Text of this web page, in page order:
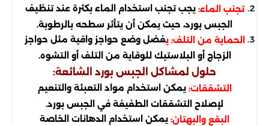
تجنب الماء:يجب تجنب استخدام الماء بكثرة عند تنظيف
الجبس بورد، حيث يمكن أن يتأثر سطحه بالرطوبة.
الحماية من التلف: يفضل وضع حواجز واقية مثل حواجز
الزجاج أو البلاستيك للوقاية من التلف أو التشوه.
حلول لمشاكل الجبس بورد الشائعة:
التشققات:يمكن استخدام مواد التعبئة والتنعيم
لإصلاح التشققات الطفيفة في الجبس بورد.
البقع والبهتان: يمكن استخدام الدهانات الخاصة